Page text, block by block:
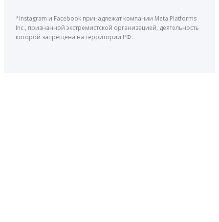
*Instagram и Facebook принадлежат компании Meta Platforms
Inc., признанной экстремистской организацией, деятельность
которой запрещена на территории РФ.